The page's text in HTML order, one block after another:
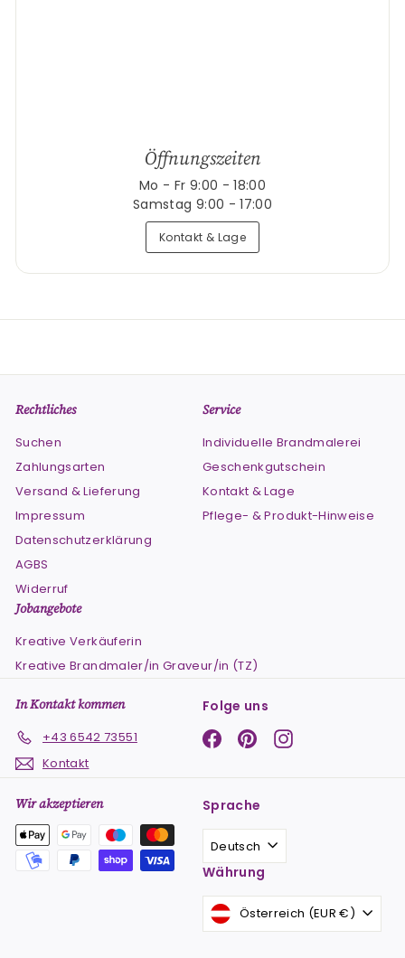
Öffnungszeiten
Mo - Fr 9:00 - 18:00
Samstag 9:00 - 17:00
Kontakt & Lage
Rechtliches
Suchen
Zahlungsarten
Versand & Lieferung
Impressum
Datenschutzerklärung
AGBS
Widerruf
Service
Individuelle Brandmalerei
Geschenkgutschein
Kontakt & Lage
Pflege- & Produkt-Hinweise
Jobangebote
Kreative Verkäuferin
Kreative Brandmaler/in Graveur/in (TZ)
In Kontakt kommen
+43 6542 73551
Kontakt
Folge uns
Facebook
PinterestInstagram
Wir akzeptieren Sprache
Deutsch
Währung
Österreich (EUR €)